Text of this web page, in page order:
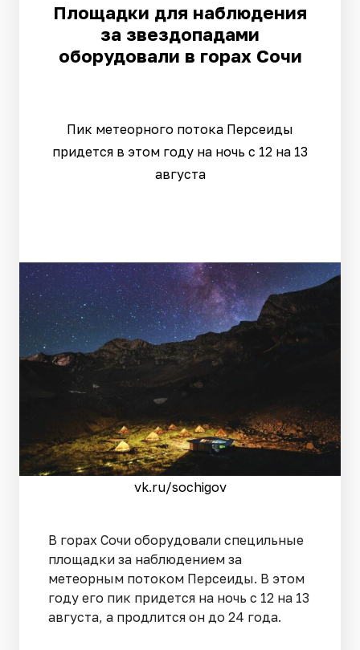
Площадки для наблюдения
за звездопадами
оборудовали в горах Сочи
Пик метеорного потока Персеиды
придется в этом году на ночь с 12 на 13
августа
vk.ru/sochigov
В горах Сочи оборудовали специльные
площадки за наблюдением за
метеорным потоком Персеиды. В этом
году его пик придется на ночь с 12 на 13
августа, а продлится он до 24 года.